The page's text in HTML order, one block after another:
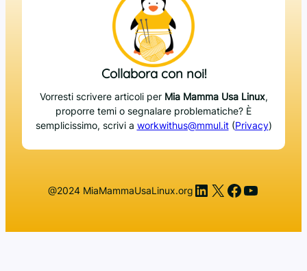
Collabora con noi!
Vorresti scrivere articoli per Mia Mamma Usa Linux,
proporre temi o segnalare problematiche? È
semplicissimo, scrivi a workwithus@mmul.it(Privacy)
@2024 MiaMammaUsaLinux.org LinkedIn
X Facebook